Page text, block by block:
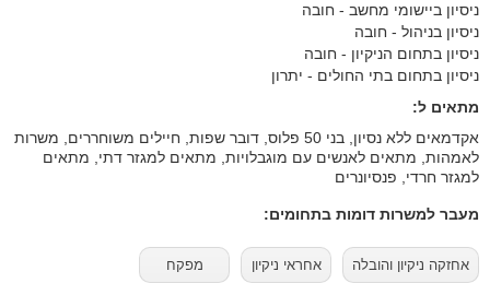
ניסיון ביישומי מחשב - חובה
ניסיון בניהול - חובה
ניסיון בתחום הניקיון - חובה
ניסיון בתחום בתי החולים - יתרון
מתאים ל:
אקדמאים ללא נסיון, בני 50 פלוס, דובר שפות, חיילים משוחררים, משרות
לאמהות, מתאים לאנשים עם מוגבלויות, מתאים למגזר דתי, מתאים
למגזר חרדי, פנסיונרים
מעבר למשרות דומות בתחומים:
אחזקה ניקיון והובלה אחראי ניקיון מפקח